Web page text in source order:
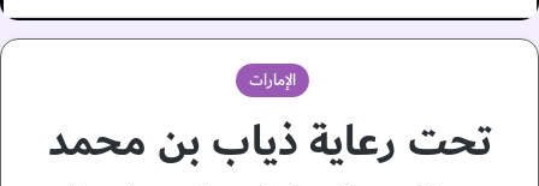
الإمارات
تحت رعاية ذياب بن محمد